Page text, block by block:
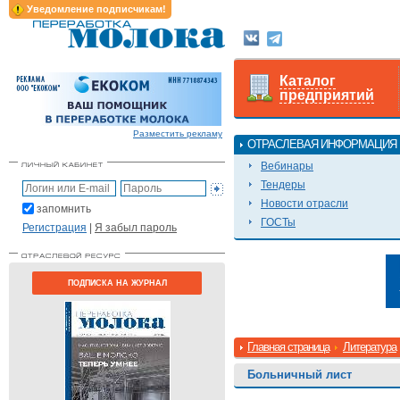
Уведомление подписчикам!
Разместить рекламу
запомнить
Регистрация | Я забыл пароль
ПОДПИСКА НА ЖУРНАЛ
Каталог
предприятий
ОТРАСЛЕВАЯ ИНФОРМАЦИЯ
Вебинары
Тендеры
Новости отрасли
ГОСТы
Главная страница Литература
Больничный лист